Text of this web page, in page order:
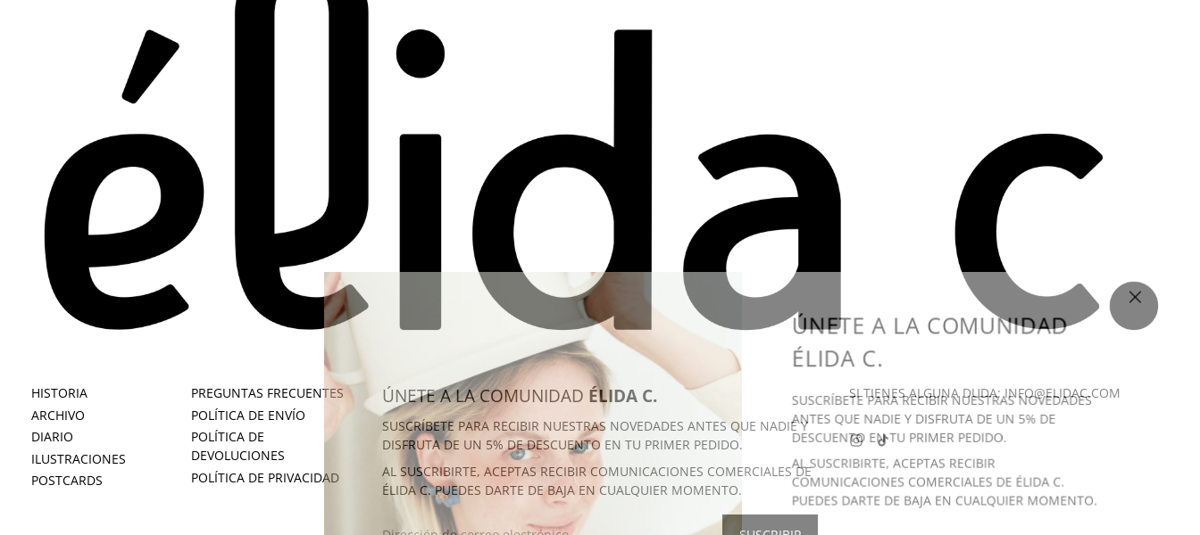
HISTORIA
ARCHIVO
DIARIO
ILUSTRACIONES
POSTCARDS
PREGUNTAS FRECUENTES
POLÍTICA DE ENVÍO
POLÍTICA DE
DEVOLUCIONES
POLÍTICA DE PRIVACIDAD
ÚNETE A LA COMUNIDAD ÉLIDA C.
SUSCRÍBETE PARA RECIBIR NUESTRAS NOVEDADES ANTES QUE NADIE Y
DISFRUTA DE UN 5% DE DESCUENTO EN TU PRIMER PEDIDO.
AL SUSCRIBIRTE, ACEPTAS RECIBIR COMUNICACIONES COMERCIALES DE
ÉLIDA C. PUEDES DARTE DE BAJA EN CUALQUIER MOMENTO.
DIRECCIÓN DE CORREO ELECTRÓNICO
SI TIENES ALGUNA DUDA: INFO@ELIDAC.COM
CERRAR
ÚNETE A LA COMUNIDAD
ÉLIDA C.
SUSCRÍBETE PARA RECIBIR NUESTRAS NOVEDADES
ANTES QUE NADIE Y DISFRUTA DE UN 5% DE
DESCUENTO EN TU PRIMER PEDIDO.
AL SUSCRIBIRTE, ACEPTAS RECIBIR
COMUNICACIONES COMERCIALES DE ÉLIDA C.
PUEDES DARTE DE BAJA EN CUALQUIER MOMENTO.